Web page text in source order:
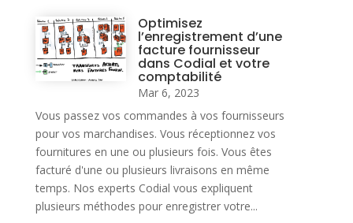
Optimisez
l’enregistrement d’une
facture fournisseur
dans Codial et votre
comptabilité
Mar 6, 2023
Vous passez vos commandes à vos fournisseurs
pour vos marchandises. Vous réceptionnez vos
fournitures en une ou plusieurs fois. Vous êtes
facturé d'une ou plusieurs livraisons en même
temps. Nos experts Codial vous expliquent
plusieurs méthodes pour enregistrer votre...